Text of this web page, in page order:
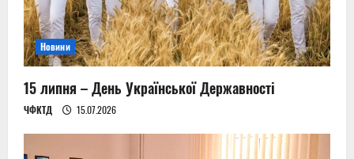
i
o
n
Новини
15 липня – День Української Державності
ЧФКТД 15.07.2026